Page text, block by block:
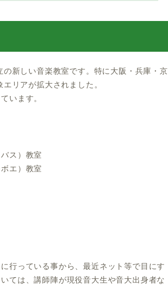
新しい音楽教室です。特に大阪・兵庫・京
リアが拡大されました。
います。
ス）教室
エ）教室
行っている事から、最近ネット等で目にす
ては、講師陣が現役音大生や音大出身者な